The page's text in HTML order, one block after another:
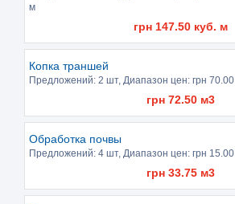
м
грн 147.50куб. м
Копка траншей
Предложений: 2 шт, Диапазон цен: грн 70.00
грн 72.50м3
Обработка почвы
Предложений: 4 шт, Диапазон цен: грн 15.00
грн 33.75м3